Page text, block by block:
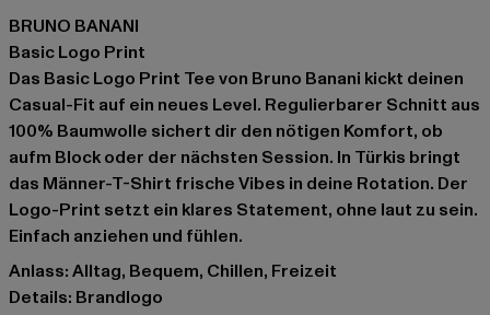
BRUNO BANANI
Basic Logo Print
Das Basic Logo Print Tee von Bruno Banani kickt deinen
Casual-Fit auf ein neues Level. Regulierbarer Schnitt aus
100% Baumwolle sichert dir den nötigen Komfort, ob
aufm Block oder der nächsten Session. In Türkis bringt
das Männer-T-Shirt frische Vibes in deine Rotation. Der
Logo-Print setzt ein klares Statement, ohne laut zu sein.
Einfach anziehen und fühlen.
Anlass: Alltag, Bequem, Chillen, Freizeit
Details: Brandlogo